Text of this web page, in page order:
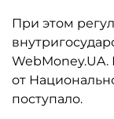
При этом
от
поступало.